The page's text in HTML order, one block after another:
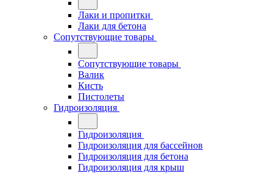
Лаки и пропитки
Лаки для бетона
Сопутствующие товары
Сопутствующие товары
Валик
Кисть
Пистолеты
Гидроизоляция
Гидроизоляция
Гидроизоляция для бассейнов
Гидроизоляция для бетона
Гидроизоляция для крыш